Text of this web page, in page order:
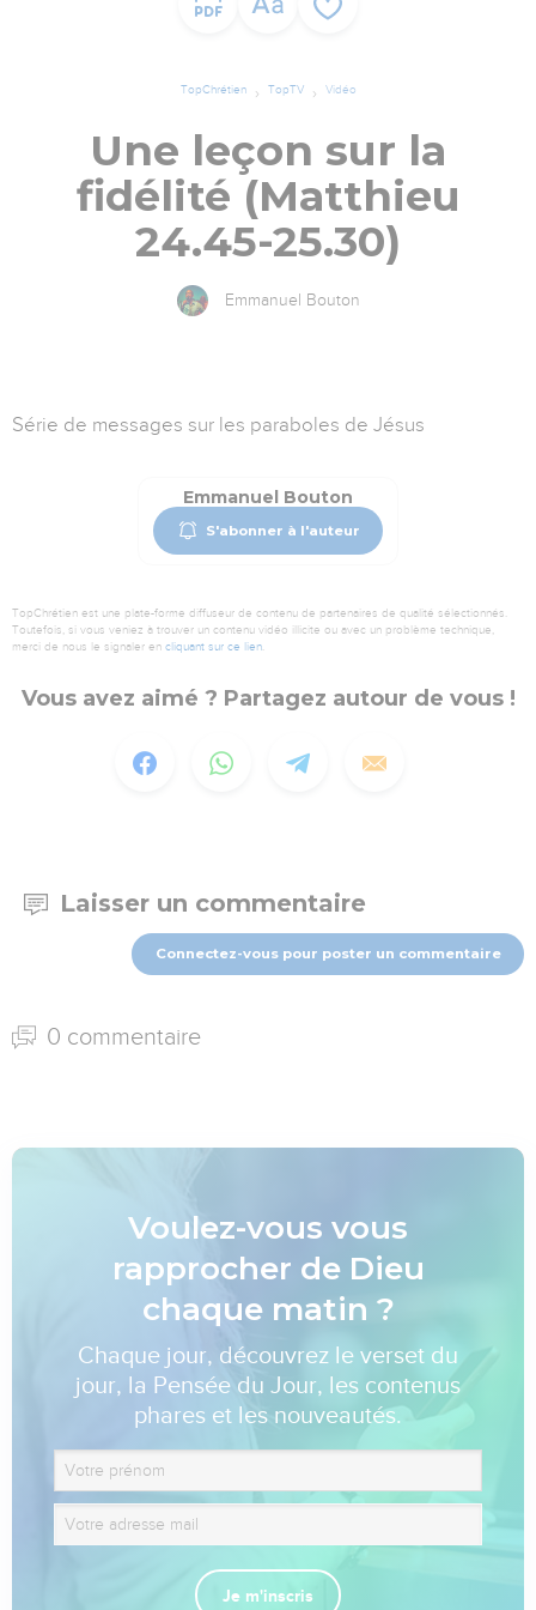
TopChrétien TopTV Vidéo
Une leçon sur la
fidélité (Matthieu
24.45-25.30)
Emmanuel Bouton
Série de messages sur les paraboles de Jésus
Emmanuel Bouton
S'abonner à l'auteur
TopChrétien est une plate-forme diffuseur de contenu de partenaires de qualité sélectionnés.
Toutefois, si vous veniez à trouver un contenu vidéo illicite ou avec un problème technique,
merci de nous le signaler en cliquant sur ce lien.
Vous avez aimé ? Partagez autour de vous !
Laisser un commentaire
Connectez-vous pour poster un commentaire
0 commentaire
Voulez-vous vous
rapprocher de Dieu
chaque matin ?
Chaque jour, découvrez le verset du
jour, la Pensée du Jour, les contenus
phares et les nouveautés.
Je m'inscris